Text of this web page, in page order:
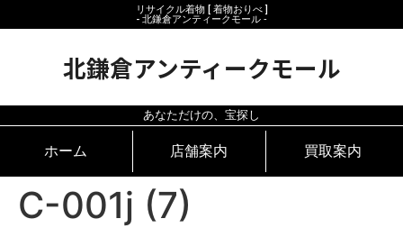
リサイクル着物 [ 着物おりべ ]
- 北鎌倉アンティークモール ‐
北鎌倉アンティークモール
あなただけの、宝探し
ホーム 店舗案内 買取案内
C-001j (7)